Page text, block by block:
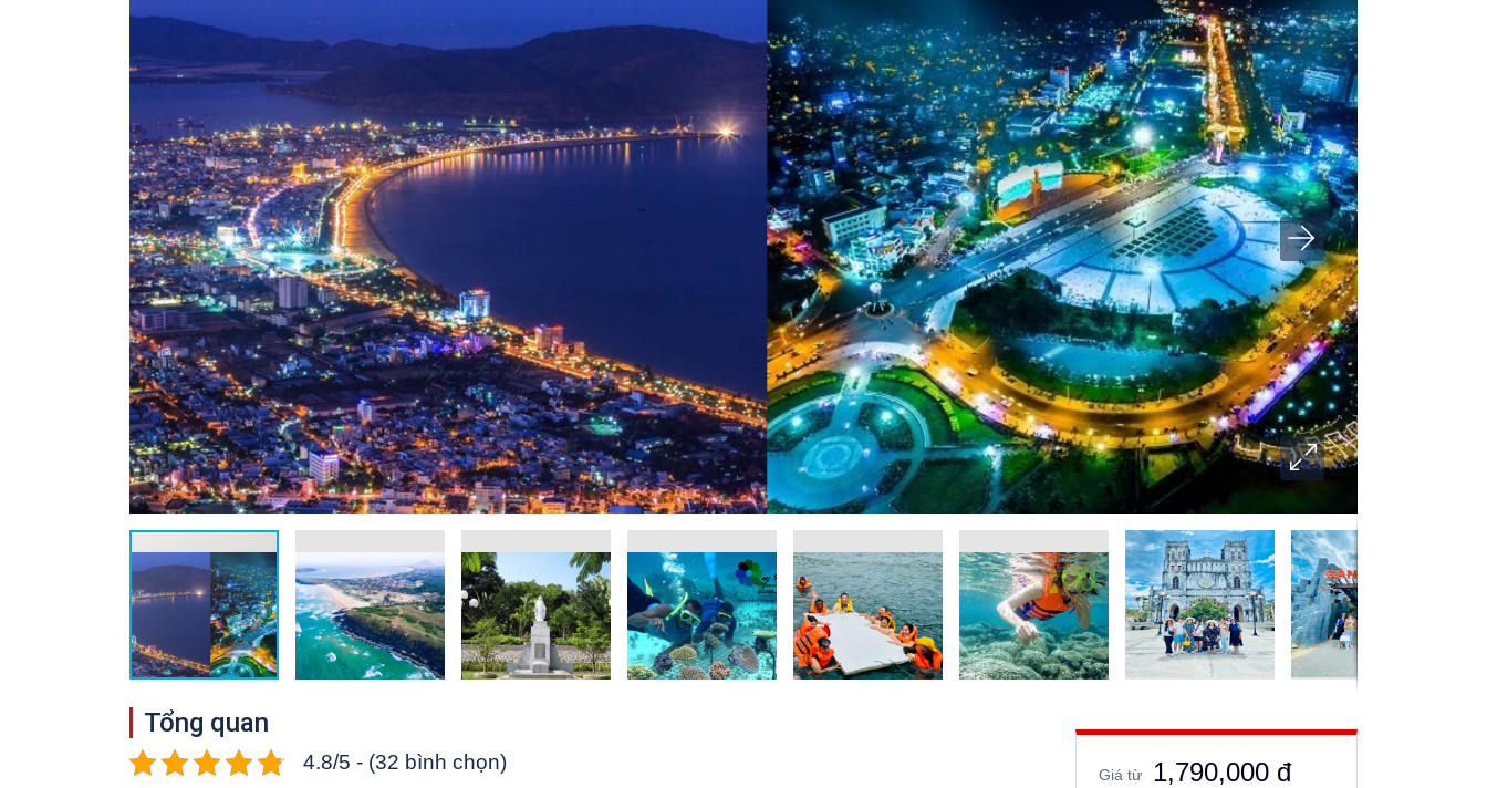
Tổng quan
4.8/5 - (32 bình chọn)
Giá từ 1,790,000 đ